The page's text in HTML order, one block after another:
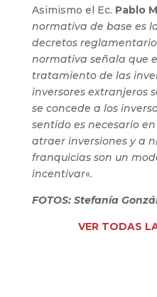
Asimismo el Ec. Pablo
normativa de base es
decretos
normativa señala que
tratamiento de las
inversores extranjeros
se concede a los
sentido es necesario
atraer inversiones y a
franquicias son un
incentivar«.
FOTOS: Stefanía
VER TODAS